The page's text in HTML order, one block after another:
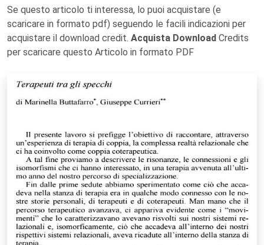
Se questo articolo ti interessa, lo puoi acquistare (e
scaricare in formato pdf) seguendo le facili indicazioni per
acquistare il download credit. Acquista Download Credits
per scaricare questo Articolo in formato PDF